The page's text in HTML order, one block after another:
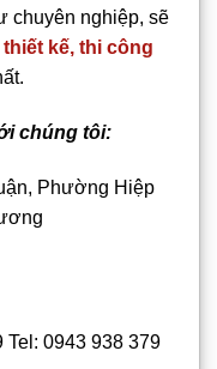
chuyên nghiệp, sẽ
thiết kế, thi công
chúng tôi:
Phường Hiệp
Tel: 0943 938 379